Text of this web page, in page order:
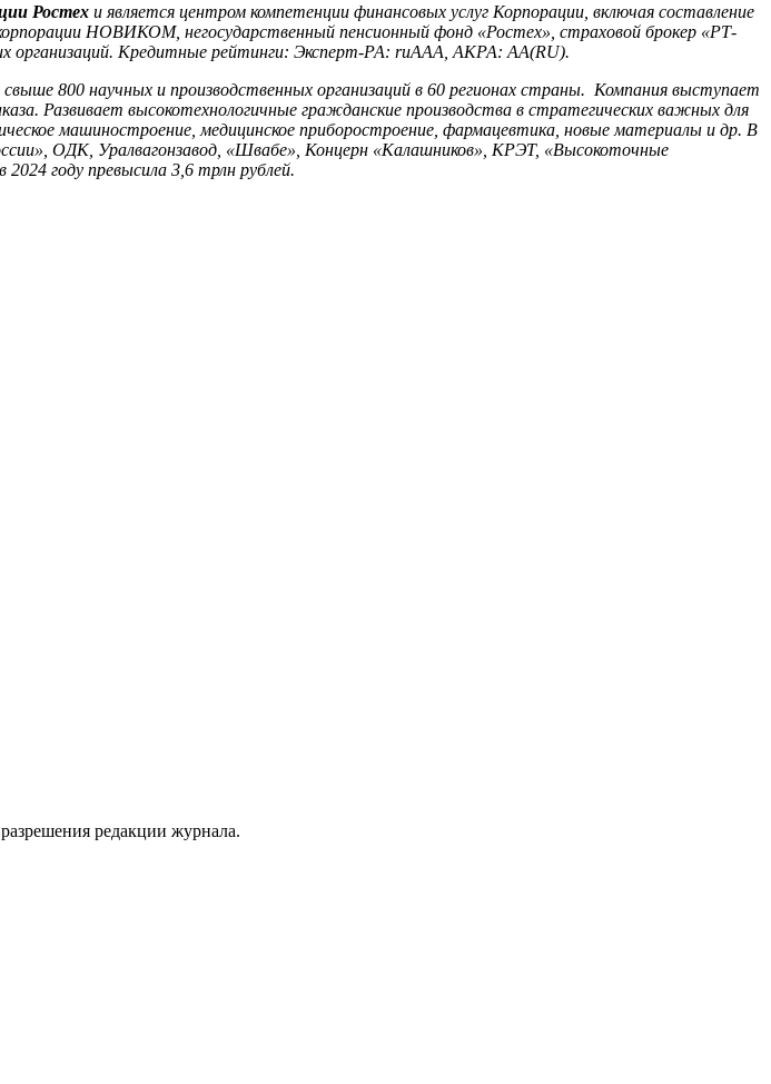
Ростехи является центром компетенции финансовых услуг Корпорации, включая составление
НОВИКОМ, негосударственный пенсионный фонд «Ростех», страховой брокер «РТ-
организаций. Кредитные рейтинги: Эксперт-РА: ruAAA, АКРА: AA(RU).
800 научных и производственных организаций в 60 регионах страны. Компания выступает
Развивает высокотехнологичные гражданские производства в стратегических важных для
машиностроение, медицинское приборостроение, фармацевтика, новые материалы и др. В
ОДК, Уралвагонзавод, «Швабе», Концерн «Калашников», КРЭТ, «Высокоточные
году превысила 3,6 трлн рублей.
редакции журнала.